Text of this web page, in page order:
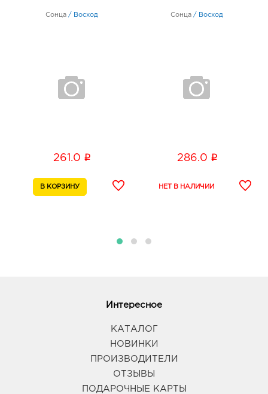
Сонца / Восход
261.0 i
Сонца / Восход
286.0 i
Интересное
КАТАЛОГ
НОВИНКИ
ПРОИЗВОДИТЕЛИ
ОТЗЫВЫ
ПОДАРОЧНЫЕ КАРТЫ